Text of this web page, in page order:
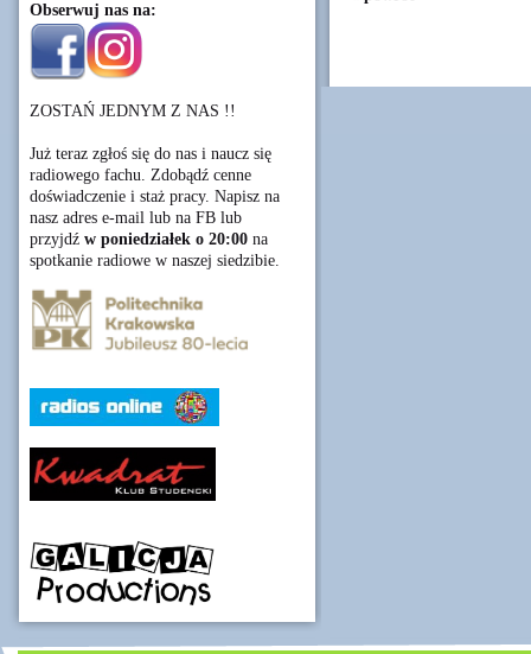
Obserwuj nas na:
ZOSTAŃ JEDNYM Z NAS !!
Już teraz zgłoś się do nas i naucz się
radiowego fachu. Zdobądź cenne
doświadczenie i staż pracy. Napisz na
nasz adres e-mail lub na FB lub
przyjdź w poniedziałek o 20:00 na
spotkanie radiowe w naszej siedzibie.